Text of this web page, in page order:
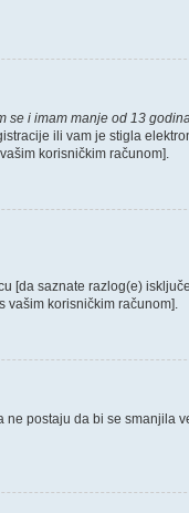
se i imam manje od 13
ili vam je stigla
korisničkim računom].
[da saznate razlog(e)
vašim korisničkim računom].
postaju da bi se smanjila